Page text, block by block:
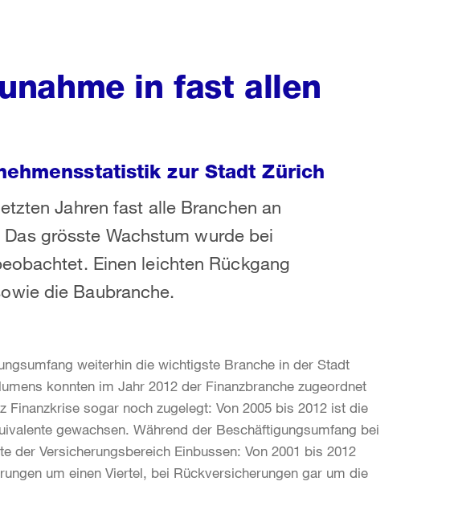
in fast allen
zur Stadt Zürich
Jahren fast alle Branchen an
grösste Wachstum wurde bei
Einen leichten Rückgang
die Baubranche.
weiterhin die wichtigste Branche in der Stadt
konnten im Jahr 2012 der Finanzbranche zugeordnet
Finanzkrise sogar noch zugelegt: Von 2005 bis 2012 ist die
gewachsen. Während der Beschäftigungsumfang bei
der Versicherungsbereich Einbussen: Von 2001 bis 2012
um einen Viertel, bei Rückversicherungen gar um die